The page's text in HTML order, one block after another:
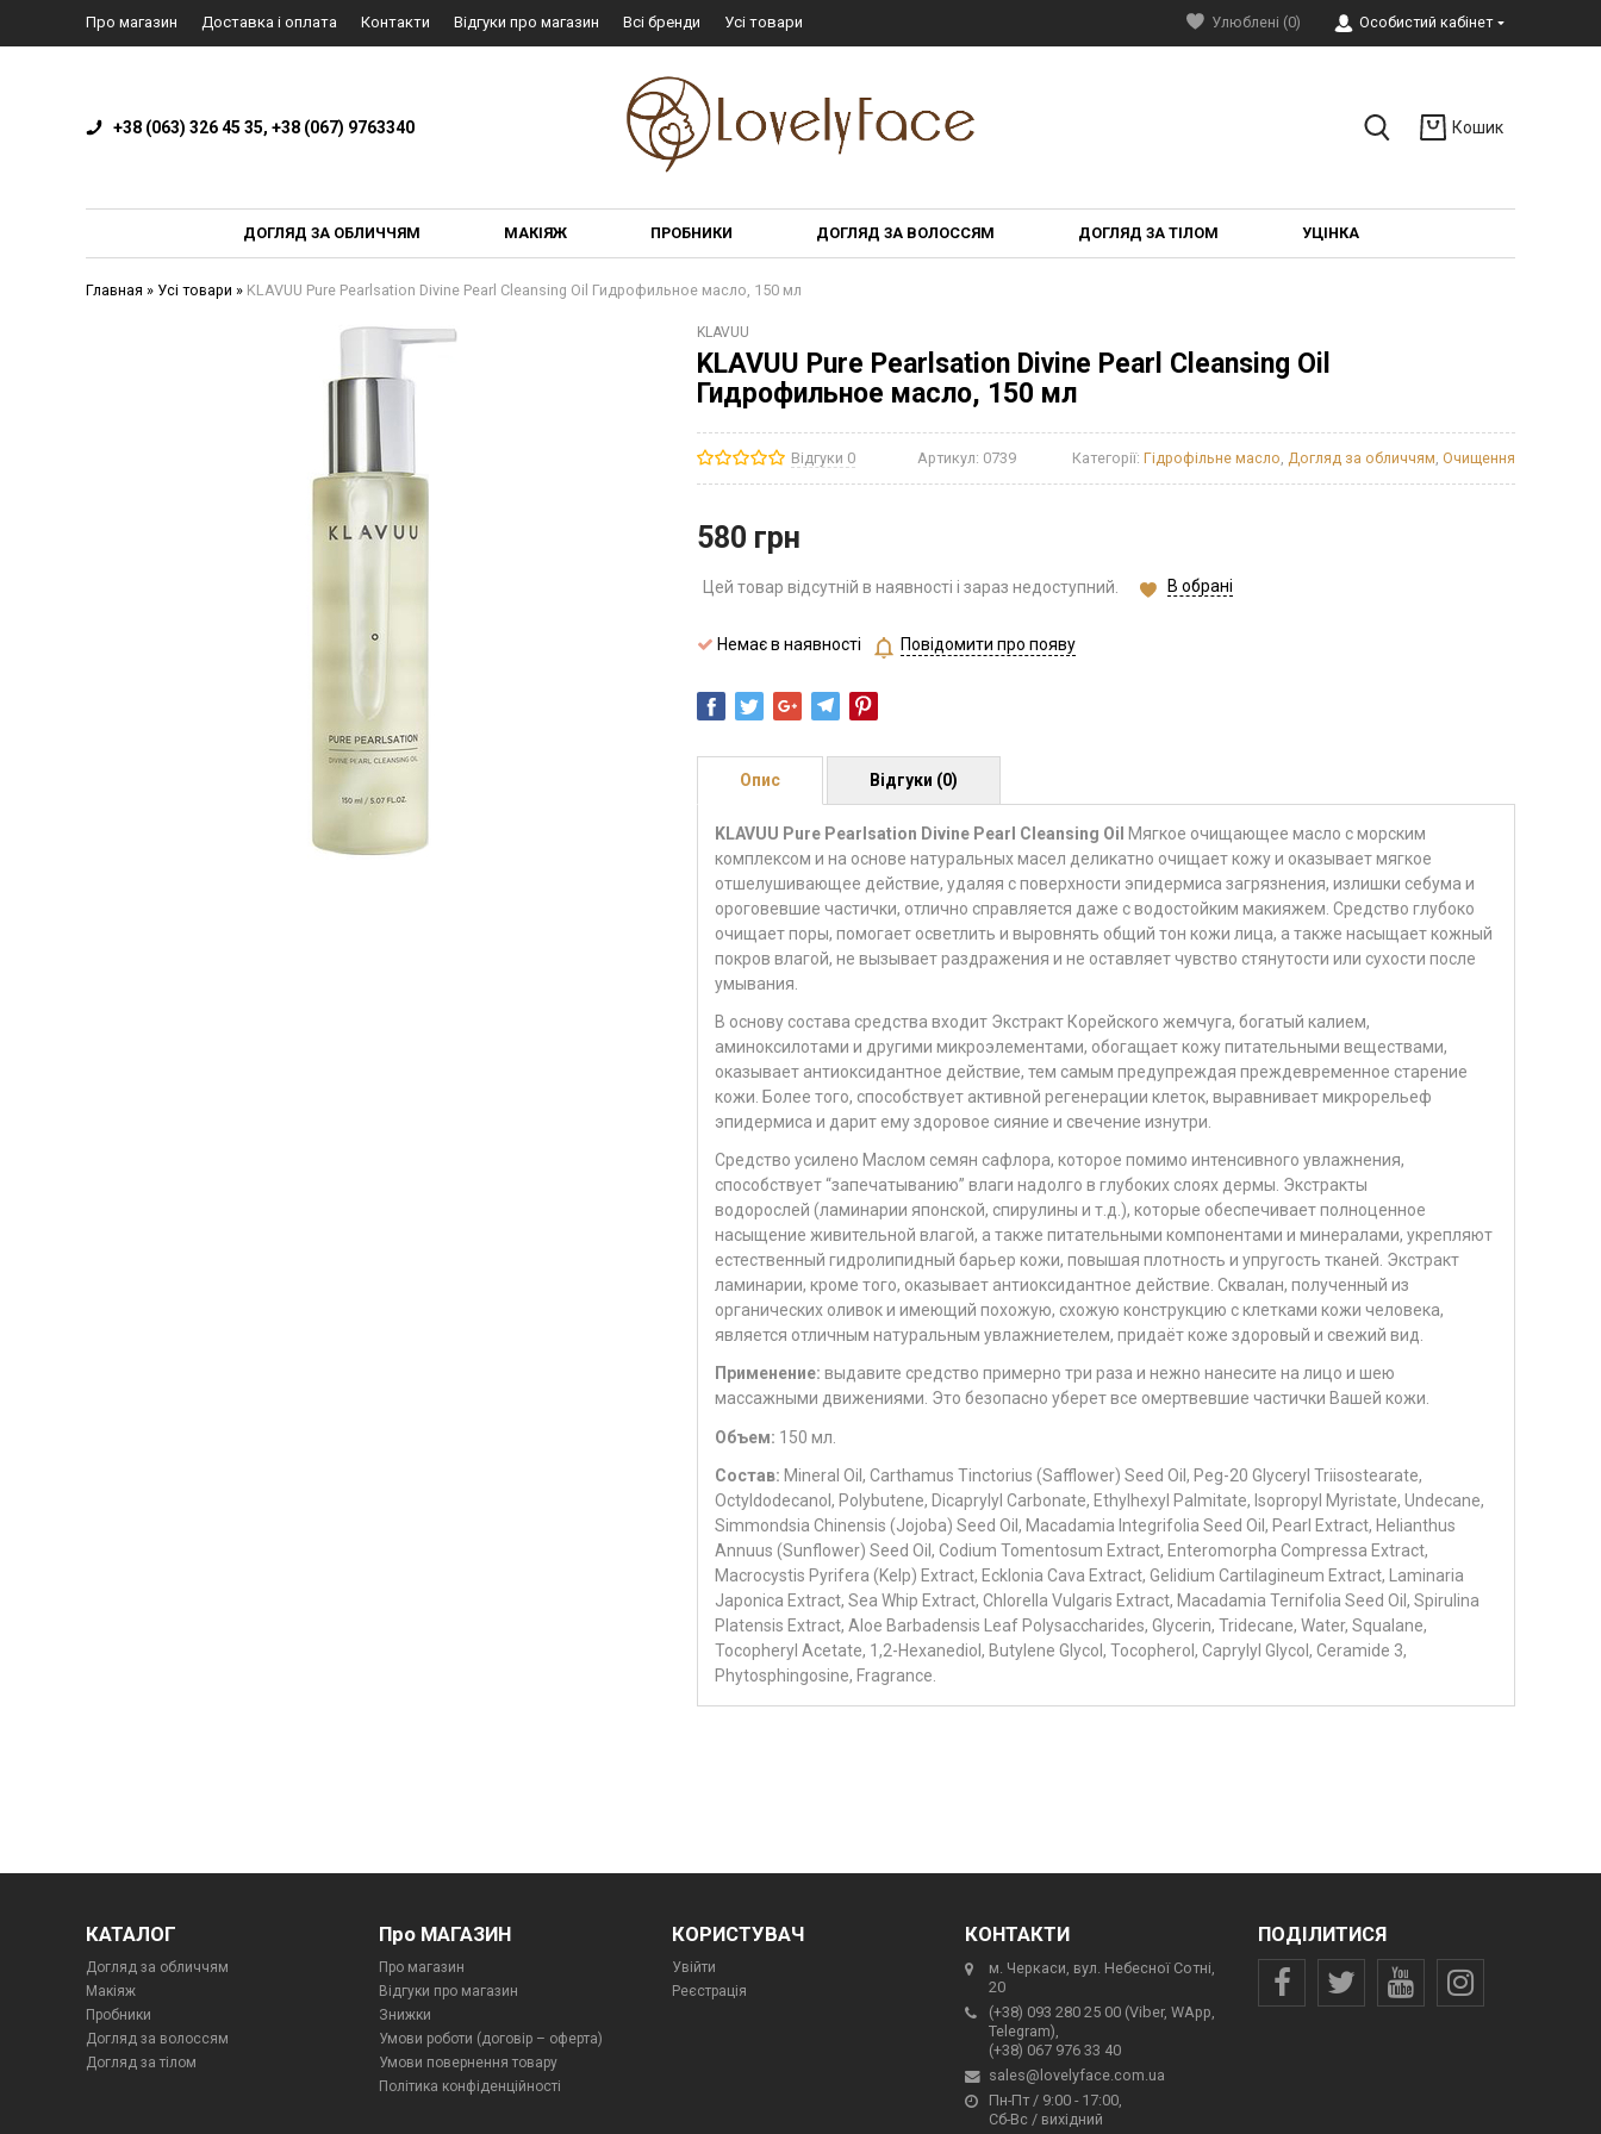
Про магазин Доставка і оплата Контакти Відгуки про магазин Всі бренди Усі товари Улюблені (0) Особистий кабінет
+38 (063) 326 45 35, +38 (067) 9763340 Кошик
ДОГЛЯД ЗА ОБЛИЧЧЯМ МАКІЯЖ ПРОБНИКИ ДОГЛЯД ЗА ВОЛОССЯМ ДОГЛЯД ЗА ТІЛОМ УЦІНКА
Главная » Усі товари » KLAVUU Pure Pearlsation Divine Pearl Cleansing Oil Гидрофильное масло, 150 мл
KLAVUU
KLAVUU Pure Pearlsation Divine Pearl Cleansing Oil
Гидрофильное масло, 150 мл
Відгуки 0 Артикул: 0739 Категорії: Гідрофільне масло Догляд за обличчям Очищення
580 грн
Цей товар відсутній в наявності і зараз недоступний. В обрані
Немає в наявності Повідомити про появу
Опис
KLAVUU Pure Pearlsation Divine Pearl Cleansing Oil
Мягкое очищающее масло с морским
комплексом и на основе натуральных масел деликатно очищает кожу и оказывает мягкое
отшелушивающее действие, удаляя с поверхности эпидермиса загрязнения, излишки себума и
ороговевшие частички, отлично справляется даже с водостойким макияжем. Средство глубоко
очищает поры, помогает осветлить и выровнять общий тон кожи лица, а также насыщает кожный
покров влагой, не вызывает раздражения и не оставляет чувство стянутости или сухости после
умывания.
В основу состава средства входит Экстракт Корейского жемчуга, богатый калием,
аминоксилотами и другими микроэлементами, обогащает кожу питательными веществами,
оказывает антиоксидантное действие, тем самым предупреждая преждевременное старение
кожи. Более того, способствует активной регенерации клеток, выравнивает микрорельеф
эпидермиса и дарит ему здоровое сияние и свечение изнутри.
Средство усилено Маслом семян сафлора, которое помимо интенсивного увлажнения,
способствует “запечатыванию” влаги надолго в глубоких слоях дермы. Экстракты
водорослей (ламинарии японской, спирулины и т.д.), которые обеспечивает полноценное
насыщение живительной влагой, а также питательными компонентами и минералами, укрепляют
естественный гидролипидный барьер кожи, повышая плотность и упругость тканей. Экстракт
ламинарии, кроме того, оказывает антиоксидантное действие. Сквалан, полученный из
органических оливок и имеющий похожую, схожую конструкцию с клетками кожи человека,
является отличным натуральным увлажниетелем, придаёт коже здоровый и свежий вид.
Применение: выдавите средство примерно три раза и нежно нанесите на лицо и шею
массажными движениями. Это безопасно уберет все омертвевшие частички Вашей кожи.
Объем: 150 мл.
Состав: Mineral Oil, Carthamus Tinctorius (Safflower) Seed Oil, Peg-20 Glyceryl Triisostearate,
Octyldodecanol, Polybutene, Dicaprylyl Carbonate, Ethylhexyl Palmitate, Isopropyl Myristate, Undecane,
Simmondsia Chinensis (Jojoba) Seed Oil, Macadamia Integrifolia Seed Oil, Pearl Extract, Helianthus
Annuus (Sunflower) Seed Oil, Codium Tomentosum Extract, Enteromorpha Compressa Extract,
Macrocystis Pyrifera (Kelp) Extract, Ecklonia Cava Extract, Gelidium Cartilagineum Extract, Laminaria
Japonica Extract, Sea Whip Extract, Chlorella Vulgaris Extract, Macadamia Ternifolia Seed Oil, Spirulina
Platensis Extract, Aloe Barbadensis Leaf Polysaccharides, Glycerin, Tridecane, Water, Squalane,
Tocopheryl Acetate, 1,2-Hexanediol, Butylene Glycol, Tocopherol, Caprylyl Glycol, Ceramide 3,
Phytosphingosine, Fragrance.
Відгуки (0)
КАТАЛОГ
Догляд за обличчям
Макіяж
Пробники
Догляд за волоссям
Догляд за тілом
Про МАГАЗИН
Про магазин
Відгуки про магазин
Знижки
Умови роботи (договір – оферта)
Умови повернення товару
Політика конфіденційності
КОРИСТУВАЧ
Увійти
Реєстрація
КОНТАКТИ
м. Черкаси, вул. Небесної Сотні,
20
(+38) 093 280 25 00 (Viber, WApp,
Telegram),
(+38) 067 976 33 40
sales@lovelyface.com.ua
Пн-Пт / 9:00 - 17:00,
Сб-Вс / вихідний
ПОДІЛИТИСЯ